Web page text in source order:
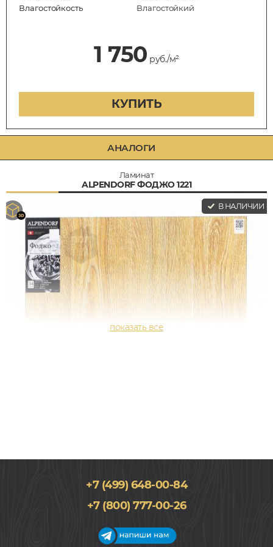
Влагостойкость
Влагостойкий
1 750 руб./м²
КУПИТЬ
АНАЛОГИ
Ламинат
ALPENDORF ФОДЖО 1221
В НАЛИЧИИ
34 класс, Дуб, Двухполосный, Влагостойкий
+7 (499) 648-00-84
+7 (800) 777-00-26